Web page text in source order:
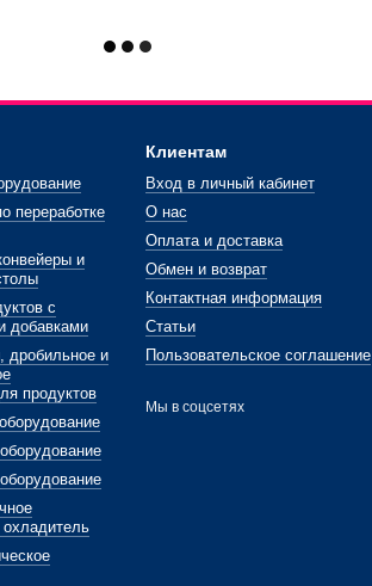
переработке
и
с
добавками
дробильное и
продуктов
Клиентам
Вход в личный кабинет
О нас
Оплата и доставка
Обмен и возврат
Контактная информация
Статьи
Пользовательское соглашение
Мы в соцсетях